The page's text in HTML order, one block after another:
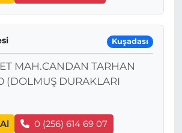
Kuşadası
MAH.CANDAN TARHAN
(DOLMUŞ DURAKLARI
0 (256) 614 69 07